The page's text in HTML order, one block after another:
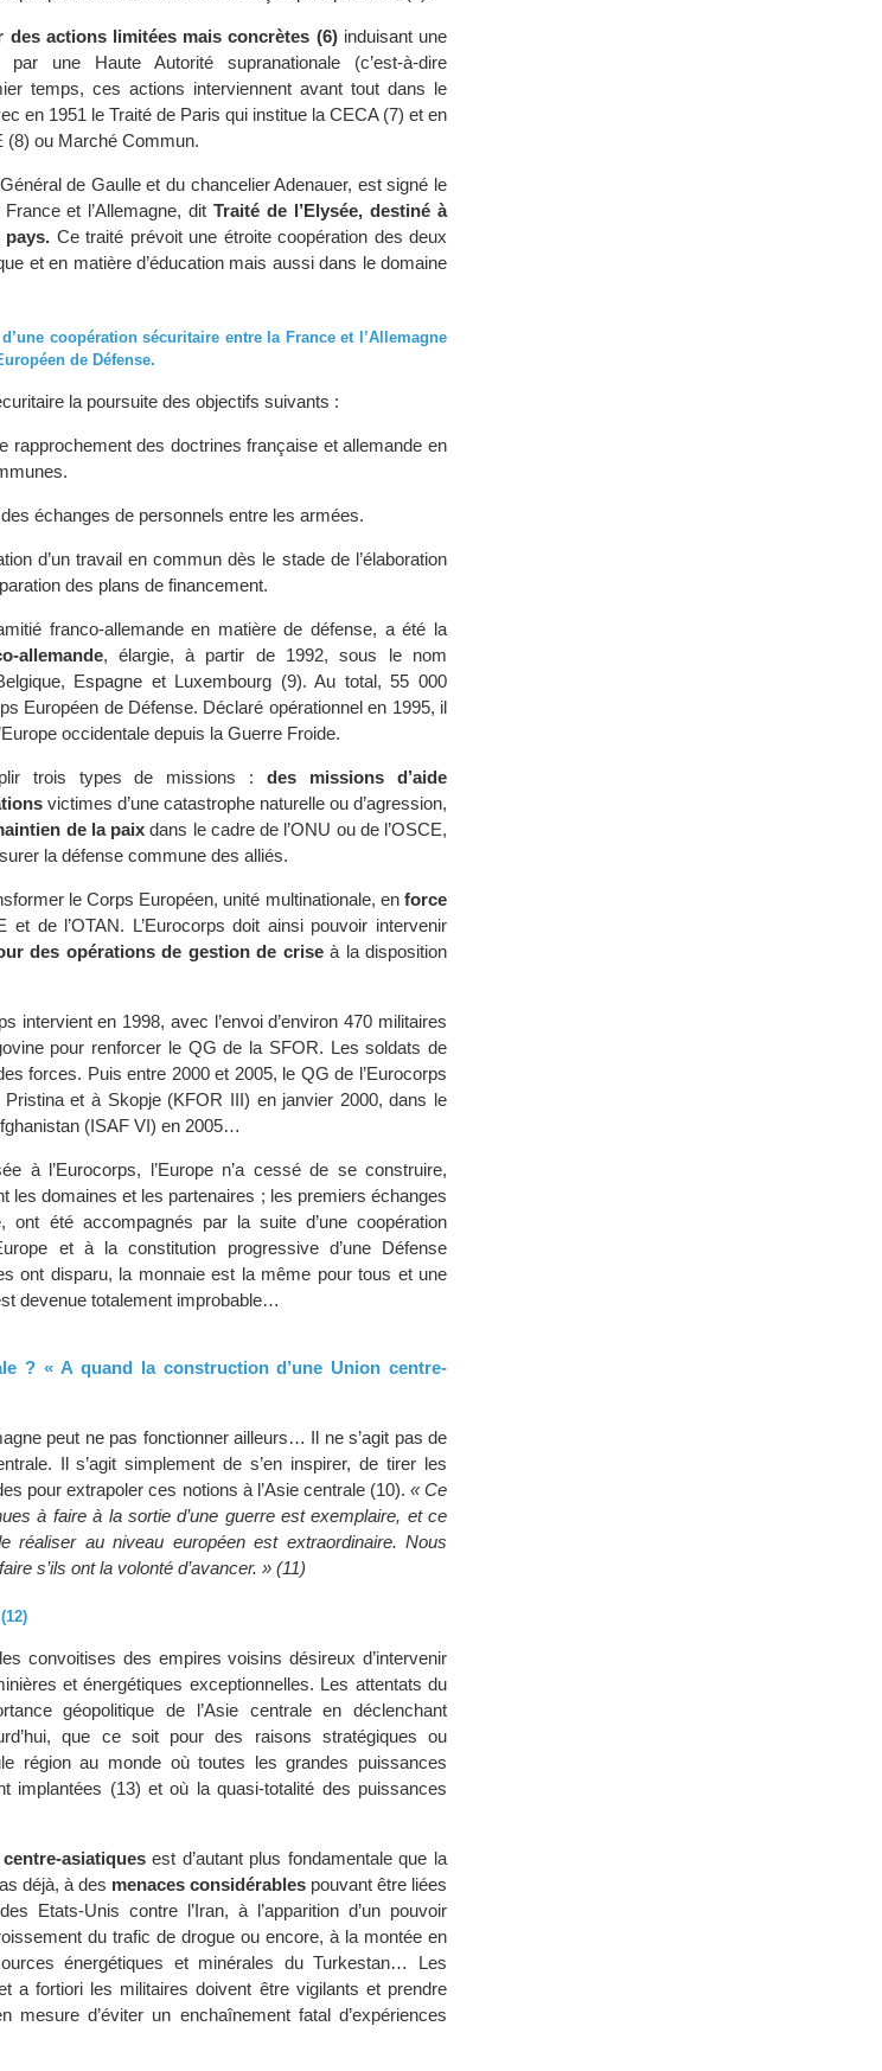
des actions limitées mais concrètes (6)induisant une
une Haute Autorité supranationale (c’est-à-dire
temps, ces actions interviennent avant tout dans le
en 1951 le Traité de Paris qui institue la CECA (7) et en
(8) ou Marché Commun.
de Gaulle et du chancelier Adenauer, est signé le
et l’Allemagne, ditTraité de l’Elysée, destiné à
Ce traité prévoit une étroite coopération des deux
et en matière d’éducation mais aussi dans le domaine
coopération sécuritaire entre la France et l’Allemagne
de Défense.
la poursuite des objectifs suivants :
rapprochement des doctrines française et allemande en
échanges de personnels entre les armées.
d’un travail en commun dès le stade de l’élaboration
des plans de financement.
franco-allemande en matière de défense, a été la
allemande, élargie, à partir de 1992, sous le nom
Espagne et Luxembourg (9). Au total, 55 000
Européen de Défense. Déclaré opérationnel en 1995, il
occidentale depuis la Guerre Froide.
trois types de missions :des missions d’aide
victimes d’une catastrophe naturelle ou d’agression,
de la paix dans le cadre de l’ONU ou de l’OSCE,
la défense commune des alliés.
le Corps Européen, unité multinationale, en force
et de l’OTAN. L’Eurocorps doit ainsi pouvoir intervenir
des opérations de gestion de criseà la disposition
intervient en 1998, avec l’envoi d’environ 470 militaires
pour renforcer le QG de la SFOR. Les soldats de
forces. Puis entre 2000 et 2005, le QG de l’Eurocorps
et à Skopje (KFOR III) en janvier 2000, dans le
(ISAF VI) en 2005…
à l’Eurocorps, l’Europe n’a cessé de se construire,
les domaines et les partenaires ; les premiers échanges
ont été accompagnés par la suite d’une coopération
et à la constitution progressive d’une Défense
ont disparu, la monnaie est la même pour tous et une
devenue totalement improbable…
? « A quand la construction d’une Union centre-
peut ne pas fonctionner ailleurs… Il ne s’agit pas de
Il s’agit simplement de s’en inspirer, de tirer les
pour extrapoler ces notions à l’Asie centrale (10). « Ce
à faire à la sortie d’une guerre est exemplaire, et ce
au niveau européen est extraordinaire. Nous
s’ils ont la volonté d’avancer. » (11)
convoitises des empires voisins désireux d’intervenir
et énergétiques exceptionnelles. Les attentats du
géopolitique de l’Asie centrale en déclenchant
que ce soit pour des raisons stratégiques ou
région au monde où toutes les grandes puissances
implantées (13) et où la quasi-totalité des puissances
asiatiquesest d’autant plus fondamentale que la
déjà, à des menaces considérablespouvant être liées
Etats-Unis contre l’Iran, à l’apparition d’un pouvoir
du trafic de drogue ou encore, à la montée en
énergétiques et minérales du Turkestan… Les
a fortiori les militaires doivent être vigilants et prendre
d’éviter un enchaînement fatal d’expériences